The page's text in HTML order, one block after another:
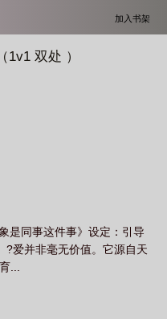
加入书架
1v1 双处 ）
是同事这件事》设定：引导
?爱并非毫无价值。它源自天
...